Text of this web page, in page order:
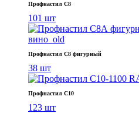
Профнастил С8
101 шт
Профнастил С8 фигурный
38 шт
Профнастил С10
123 шт